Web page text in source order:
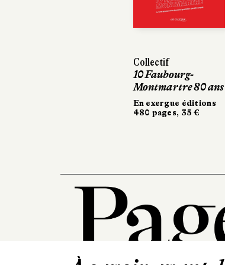
Collectif
10 Faubourg-
Montmartre 80 ans
En exergue éditions
480 pages, 35 €